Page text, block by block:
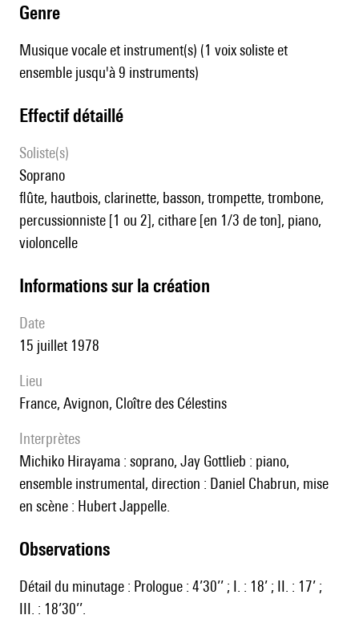
genre
Musique vocale et instrument(s) (1 voix soliste et
ensemble jusqu'à 9 instruments)
effectif détaillé
Soliste(s)
soprano
flûte, hautbois, clarinette, basson, trompette, trombone,
percussionniste [1 ou 2], cithare [en 1/3 de ton], piano,
violoncelle
informations sur la création
date
15 juillet 1978
lieu
France, Avignon, Cloître des Célestins
interprètes
Michiko Hirayama : soprano, Jay Gottlieb : piano,
ensemble instrumental, direction : Daniel Chabrun, mise
en scène : Hubert Jappelle.
observations
Détail du minutage : Prologue : 4’30’’ ; I. : 18’ ; II. : 17’ ;
III. : 18’30’’.